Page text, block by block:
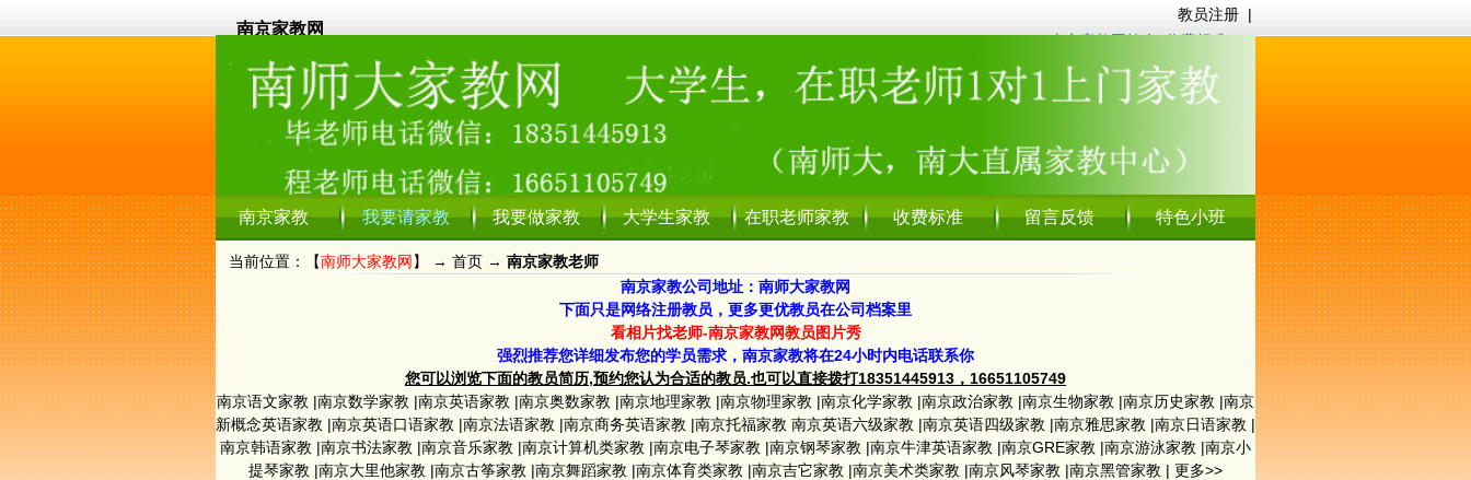
南京家教网
教员注册 |
南京家教网简介| 收费标准
南京家教 我要请家教 我要做家教 大学生家教 在职老师家教 收费标准 留言反馈 特色小班
当前位置：【南师大家教网】 → 首页 → 南京家教老师
南京家教公司地址：南师大家教网
下面只是网络注册教员，更多更优教员在公司档案里
看相片找老师-南京家教网教员图片秀
强烈推荐您详细发布您的学员需求，南京家教将在24小时内电话联系你
您可以浏览下面的教员简历,预约您认为合适的教员.也可以直接拨打18351445913，16651105749
南京语文家教 |南京数学家教 |南京英语家教 |南京奥数家教 |南京地理家教 |南京物理家教 |南京化学家教 |南京政治家教 |南京生物家教 |南京历史家教 |南京
新概念英语家教 |南京英语口语家教 |南京法语家教 |南京商务英语家教 |南京托福家教 南京英语六级家教 |南京英语四级家教 |南京雅思家教 |南京日语家教 |
南京韩语家教 |南京书法家教 |南京音乐家教 |南京计算机类家教 |南京电子琴家教 |南京钢琴家教 |南京牛津英语家教 |南京GRE家教 |南京游泳家教 |南京小
提琴家教 |南京大里他家教 |南京古筝家教 |南京舞蹈家教 |南京体育类家教 |南京吉它家教 |南京美术类家教 |南京风琴家教 |南京黑管家教 | 更多>>